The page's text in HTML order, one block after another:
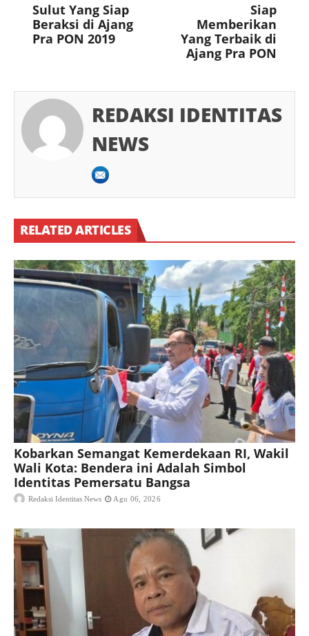
Sulut Yang Siap
Beraksi di Ajang
Pra PON 2019
Siap
Memberikan
Yang Terbaik di
Ajang Pra PON
REDAKSI IDENTITAS
NEWS
RELATED ARTICLES
Kobarkan Semangat Kemerdekaan RI, Wakil
Wali Kota: Bendera ini Adalah Simbol
Identitas Pemersatu Bangsa
Redaksi Identitas News Agu 06, 2026